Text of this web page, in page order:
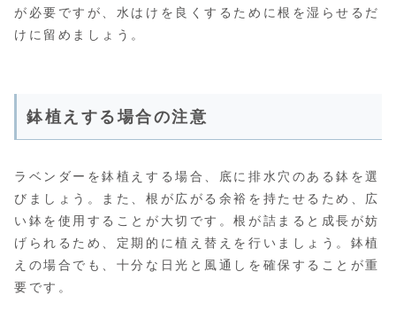
が必要ですが、水はけを良くするために根を湿らせるだ
けに留めましょう。
鉢植えする場合の注意
ラベンダーを鉢植えする場合、底に排水穴のある鉢を選
びましょう。また、根が広がる余裕を持たせるため、広
い鉢を使用することが大切です。根が詰まると成長が妨
げられるため、定期的に植え替えを行いましょう。鉢植
えの場合でも、十分な日光と風通しを確保することが重
要です。